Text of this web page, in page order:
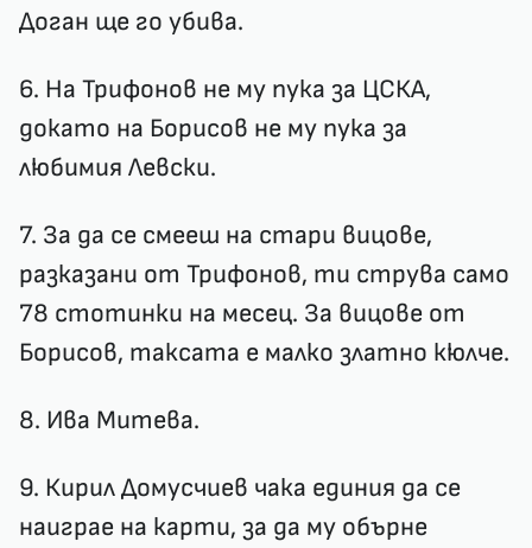
Доган ще го убива.
6. На Трифонов не му пука за ЦСКА,
докато на Борисов не му пука за
любимия Левски.
7. За да се смееш на стари вицове,
разказани от Трифонов, ти струва само
78 стотинки на месец. За вицове от
Борисов, таксата е малко златно кюлче.
8. Ива Митева.
9. Кирил Домусчиев чака единия да се
наиграе на карти, за да му обърне